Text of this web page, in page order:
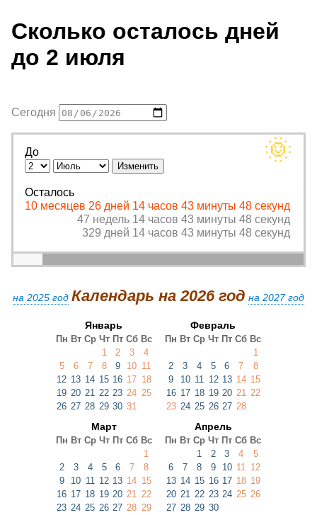
Сколько осталось дней
до 2 июля
Сегодня
До
Осталось
10 месяцев 26 дней 14 часов 43 минуты 48 секунд
47 недель 14 часов 43 минуты 48 секунд
329 дней 14 часов 43 минуты 48 секунд
🌞
на 2025 год Календарь на 2026 год на 2027 год
Январь
Пн Вт Ср Чт Пт Сб Вс
1
2 3
4
5
6 7 8 9 10 11
12 13 14 15 16 17 18
19 20 21 22 23 24 25
26 27 28 29 30 31
Февраль
Пн Вт Ср Чт Пт Сб Вс
1
2
3 4 5 6 7
8
9
10 11 12 13 14 15
16 17 18 19 20 21
22
23 24 25 26 27 28
Март
Пн Вт Ср Чт Пт Сб Вс
1
2
3 4 5 6 7
8
9
10 11 12 13 14 15
16 17 18 19 20 21 22
23 24 25 26 27 28 29
Апрель
Пн Вт Ср Чт Пт Сб Вс
1
2 3 4
5
6
7 8 9 10 11 12
13 14 15 16 17 18 19
20 21 22 23 24 25 26
27 28 29 30